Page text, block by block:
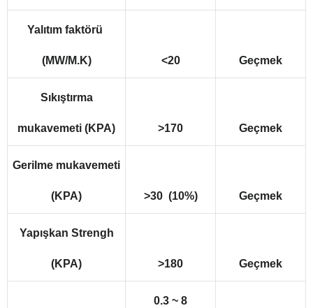
Yalıtım faktörü
(MW/M.K) <20 Geçmek
Sıkıştırma
mukavemeti (KPA) >170 Geçmek
Gerilme mukavemeti
(KPA) >30 (10%) Geçmek
Yapışkan Strengh
(KPA) >180 Geçmek
0.3 ~ 8